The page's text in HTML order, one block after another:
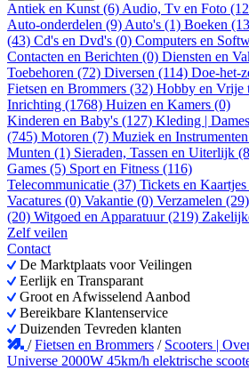
Antiek en Kunst (6) Audio, Tv en Foto
Auto-onderdelen (9) Auto's (1) Boeken
(43) Cd's en Dvd's (0) Computers en
Contacten en Berichten (0) Diensten en
Toebehoren (72) Diversen (114) Doe-het-
Fietsen en Brommers (32) Hobby en Vrije
Inrichting (1768) Huizen en Kamers (0)
Kinderen en Baby's (127) Kleding |
(745) Motoren (7) Muziek en
Munten (1) Sieraden, Tassen en Uiterlijk
Games (5) Sport en Fitness (116)
Telecommunicatie (37) Tickets en
Vacatures (0) Vakantie (0) Verzamelen (29)
(20) Witgoed en Apparatuur (219)
Zelf veilen
Contact
De Marktplaats voor Veilingen
Eerlijk en Transparant
Groot en Afwisselend Aanbod
Bereikbare Klantenservice
Duizenden Tevreden klanten
/Fietsen en Brommers / Scooters |
Universe 2000W 45km/h elektrische